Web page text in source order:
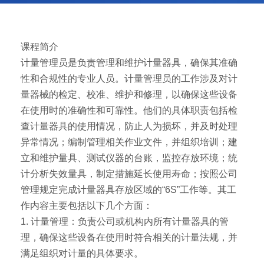
课程简介
计量管理员是负责管理和维护计量器具，确保其准确
性和合规性的专业人员。计量管理员的工作涉及对计
量器械的检定、校准、维护和修理，以确保这些设备
在使用时的准确性和可靠性。他们的具体职责包括检
查计量器具的使用情况，防止人为损坏，并及时处理
异常情况；编制管理相关作业文件，并组织培训；建
立和维护量具、测试仪器的台账，监控存放环境；统
计分析失效量具，制定措施延长使用寿命；按照公司
管理规定完成计量器具存放区域的“6S”工作等。其工
作内容主要包括以下几个方面：
1. 计量管理：负责公司或机构内所有计量器具的管
理，确保这些设备在使用时符合相关的计量法规，并
满足组织对计量的具体要求。